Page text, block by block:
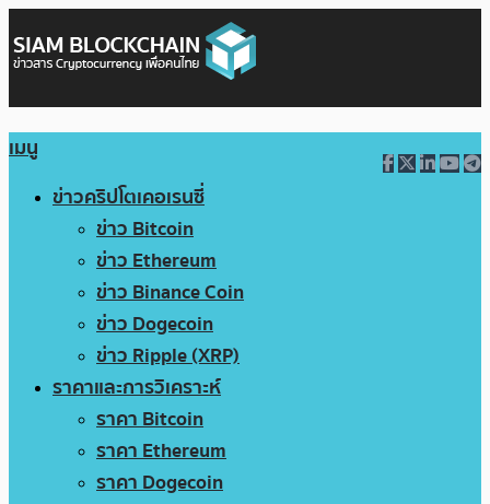
เมนู
ข่าวคริปโตเคอเรนซี่
ข่าว Bitcoin
ข่าว Ethereum
ข่าว Binance Coin
ข่าว Dogecoin
ข่าว Ripple (XRP)
ราคาและการวิเคราะห์
ราคา Bitcoin
ราคา Ethereum
ราคา Dogecoin